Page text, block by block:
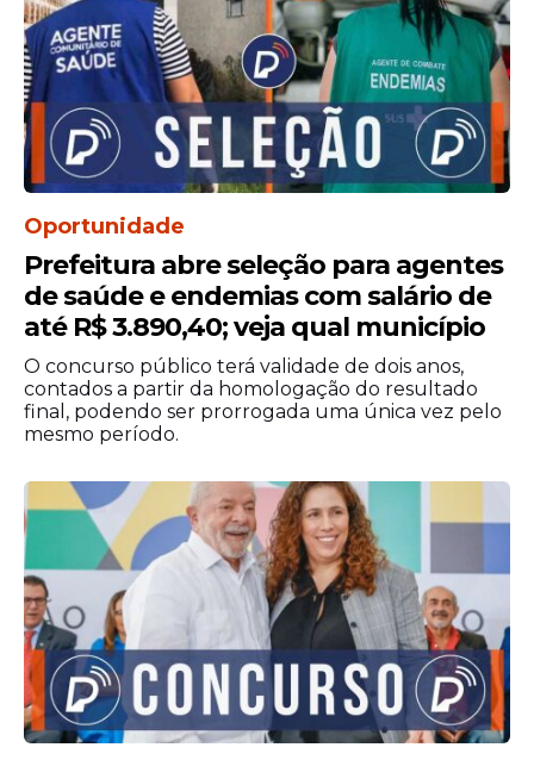
gabaritos preliminares
15/10/2026— Resultado definitivo das
provas objetivas
24 e 25/10/2026— Teste de Aptidão
Física (TAF)
14 e 15/11/2026— Heteroidentificação
e avaliação biopsicossocial
Resultado final
divulgada
Oportunidade
Prefeitura abre seleção para agentes
de saúde e endemias com salário de
até R$ 3.890,40; veja qual município
O concurso público terá validade de dois anos,
contados a partir da homologação do resultado
final, podendo ser prorrogada uma única vez pelo
mesmo período.